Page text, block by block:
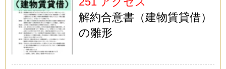
解約合意書（建物賃貸借）
の雛形